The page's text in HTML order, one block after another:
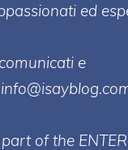
ed
e
of the